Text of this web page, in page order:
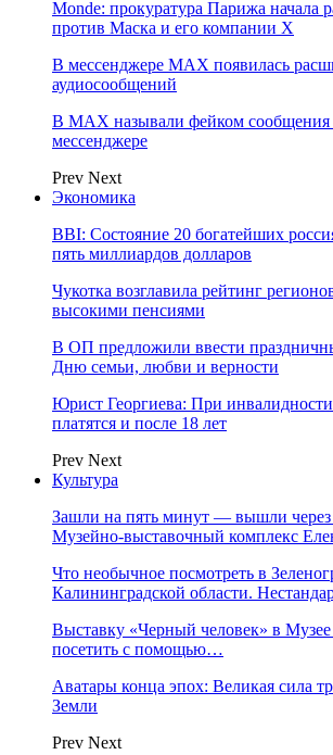
Monde: прокуратура Парижа начала
против Маска и его компании X
В мессенджере MAX появилась
аудиосообщений
В МAX называли фейком сообщения
мессенджере
Prev Next
Экономика
BBI: Состояние 20 богатейших
пять миллиардов долларов
Чукотка возглавила рейтинг
высокими пенсиями
В ОП предложили ввести
Дню семьи, любви и верности
Юрист Георгиева: При
платятся и после 18 лет
Prev Next
Культура
Зашли на пять минут — вышли через
Музейно-выставочный комплекс
Что необычное посмотреть в
Калининградской области.
Выставку «Черный человек» в
посетить с помощью…
Аватары конца эпох: Великая сила
Земли
Prev Next